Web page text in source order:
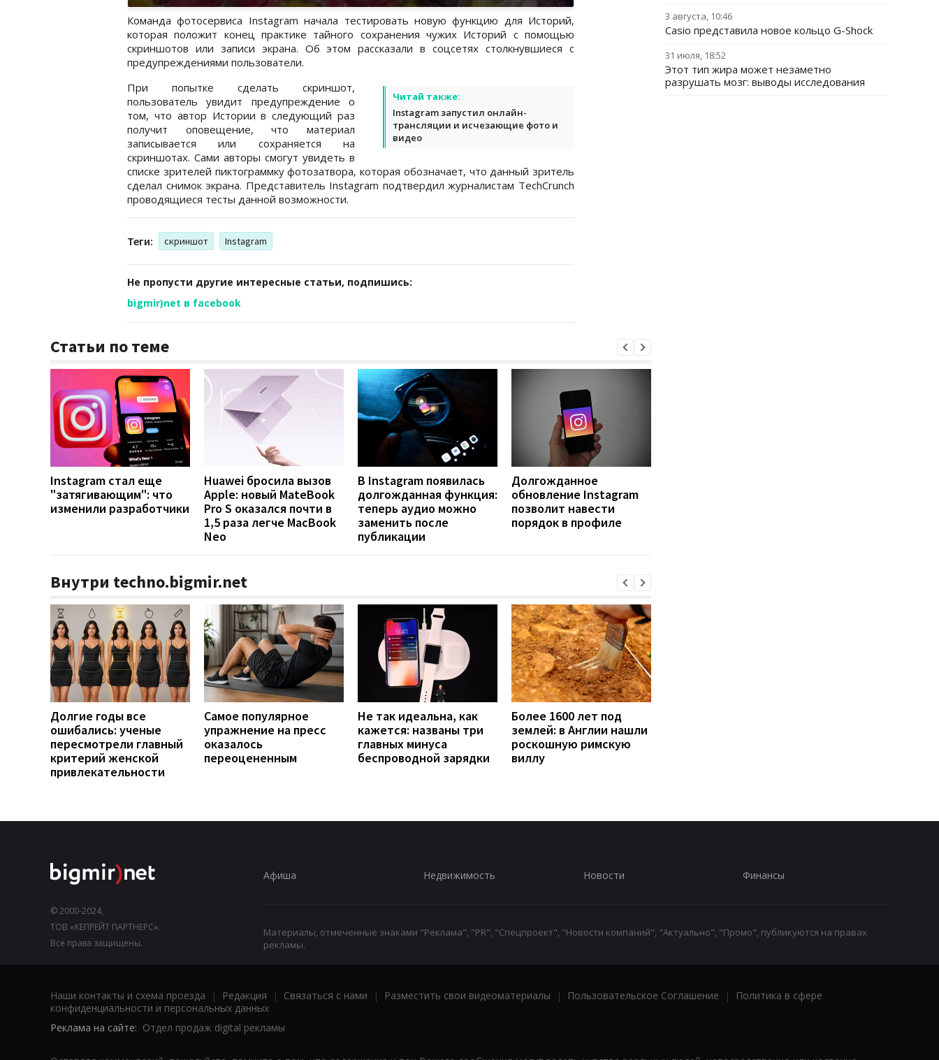
Команда фотосервиса Instagram начала тестировать новую функцию для Историй,
которая положит конец практике тайного сохранения чужих Историй с помощью
скриншотов или записи экрана. Об этом рассказали в соцсетях столкнувшиеся с
предупреждениями пользователи.
Читай также:
Instagram запустил онлайн-
трансляции и исчезающие фото и
видео
При попытке сделать скриншот,
пользователь увидит предупреждение о
том, что автор Истории в следующий раз
получит оповещение, что материал
записывается или сохраняется на
скриншотах. Сами авторы смогут увидеть в
списке зрителей пиктограммку фотозатвора, которая обозначает, что данный зритель
сделал снимок экрана. Представитель Instagram подтвердил журналистам TechCrunch
проводящиеся тесты данной возможности.
Теги: скриншот Instagram
Не пропусти другие интересные статьи, подпишись:
bigmir)net в facebook
Статьи по теме
Instagram стал еще
"затягивающим": что
изменили разработчики
Huawei бросила вызов
Apple: новый MateBook
Pro S оказался почти в
1,5 раза легче MacBook
Neo
В Instagram появилась
долгожданная функция:
теперь аудио можно
заменить после
публикации
Долгожданное
обновление Instagram
позволит навести
порядок в профиле
Внутри techno.bigmir.net
Долгие годы все
ошибались: ученые
пересмотрели главный
критерий женской
привлекательности
Самое популярное
упражнение на пресс
оказалось
переоцененным
Не так идеальна, как
кажется: названы три
главных минуса
беспроводной зарядки
Более 1600 лет под
землей: в Англии нашли
роскошную римскую
виллу
3 августа, 10:46
Casio представила новое кольцо G-Shock
31 июля, 18:52
Этот тип жира может незаметно
разрушать мозг: выводы исследования
© 2000-2024,
ТОВ «КЕПРЕЙТ ПАРТНЕРС».
Все права защищены.
Афиша Недвижимость Новости Финансы
Материалы, отмеченные знаками "Реклама", "PR", "Спецпроект", "Новости компаний", "Актуально", "Промо", публикуются на правах
рекламы.
Наши контакты и схема проезда | Редакция | Связаться с нами | Разместить свои видеоматериалы | Пользовательское Соглашение |
Политика в сфере
конфиденциальности и персональных данных
Реклама на сайте: Отдел продаж digital рекламы